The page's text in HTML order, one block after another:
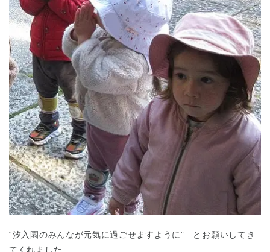
神奈川県 神奈川県 全域
千葉県 千葉県 全域
埼玉県 埼玉県 全域
兵庫県
“汐入園のみんなが元気に過ごせますように” とお願いしてき
てくれました